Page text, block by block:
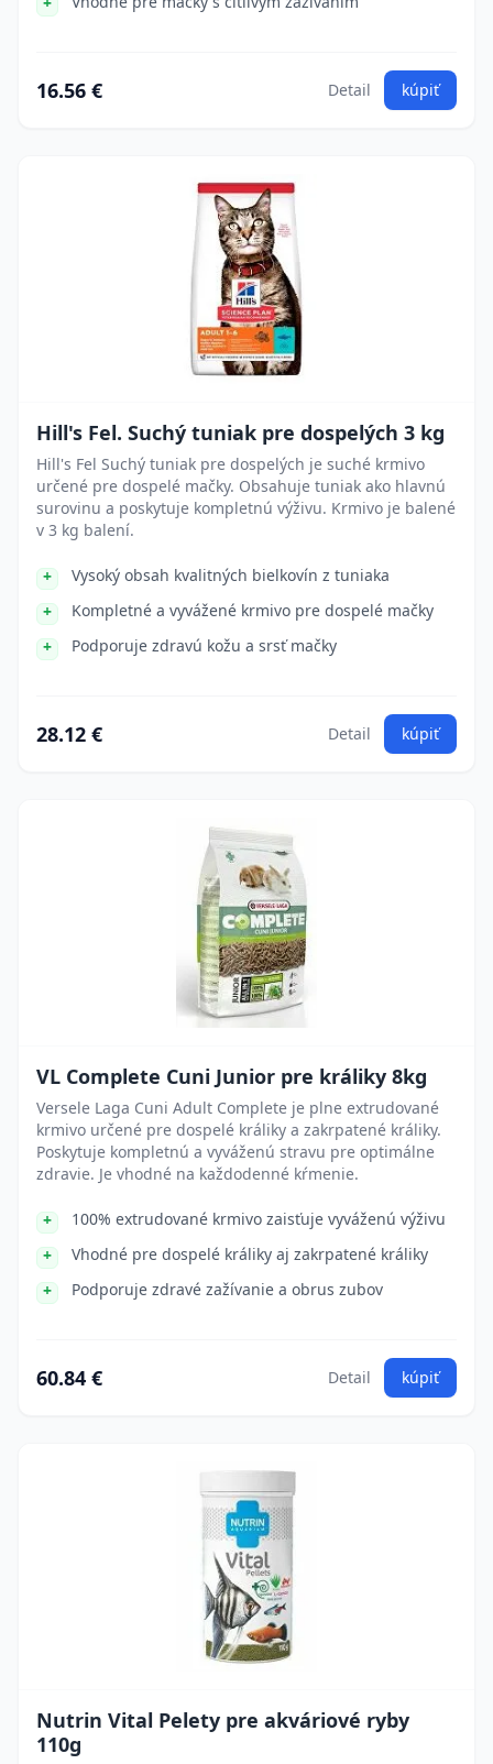
16.56 € Detail kúpiť
Hill's Fel. Suchý tuniak pre dospelých 3 kg
Hill's Fel Suchý tuniak pre dospelých je suché krmivo
určené pre dospelé mačky. Obsahuje tuniak ako hlavnú
surovinu a poskytuje kompletnú výživu. Krmivo je balené
v 3 kg balení.
Vysoký obsah kvalitných bielkovín z tuniaka
Kompletné a vyvážené krmivo pre dospelé mačky
Podporuje zdravú kožu a srsť mačky
28.12 € Detail kúpiť
VL Complete Cuni Junior pre králiky 8kg
Versele Laga Cuni Adult Complete je plne extrudované
krmivo určené pre dospelé králiky a zakrpatené králiky.
Poskytuje kompletnú a vyváženú stravu pre optimálne
zdravie. Je vhodné na každodenné kŕmenie.
100% extrudované krmivo zaisťuje vyváženú výživu
Vhodné pre dospelé králiky aj zakrpatené králiky
Podporuje zdravé zažívanie a obrus zubov
60.84 € Detail kúpiť
Nutrin Vital Pelety pre akváriové ryby
110g